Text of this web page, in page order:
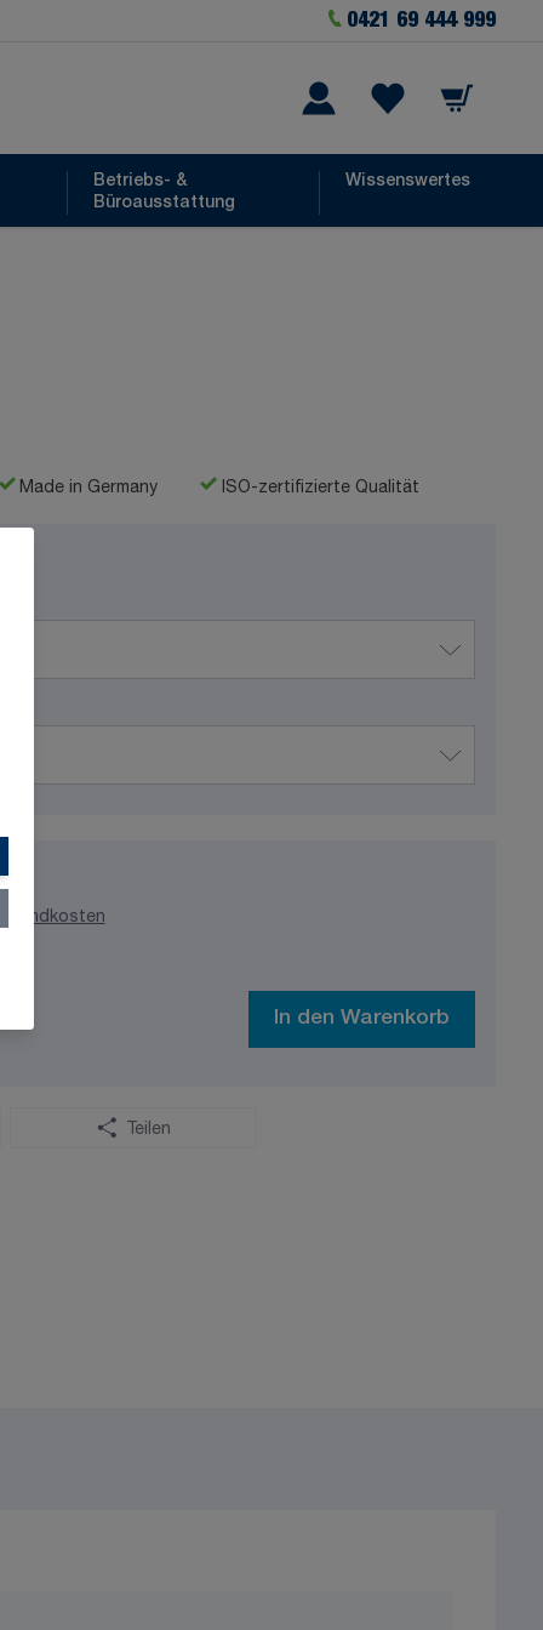
0421 69 444 999
Warenkorb
Betriebs- &
Büroausstattung
Wissenswertes
Made in Germany ISO-zertifizierte Qualität
In den Warenkorb
Teilen